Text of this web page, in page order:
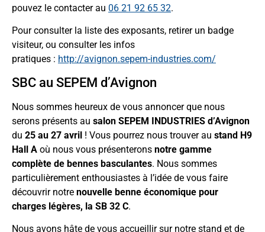
pouvez le contacter au 06 21 92 65 32.
Pour consulter la liste des exposants, retirer un badge
visiteur, ou consulter les infos
pratiques : http://avignon.sepem-industries.com/
SBC au SEPEM d’Avignon
Nous sommes heureux de vous annoncer que nous
serons présents au salon SEPEM INDUSTRIES d’Avignon
du 25 au 27 avril ! Vous pourrez nous trouver au stand H9
Hall A où nous vous présenterons notre gamme
complète de bennes basculantes. Nous sommes
particulièrement enthousiastes à l’idée de vous faire
découvrir notre nouvelle benne économique pour
charges légères, la SB 32 C.
Nous avons hâte de vous accueillir sur notre stand et de